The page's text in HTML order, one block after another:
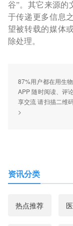
谷”。其它来源的
于传递更多信息
望被转载的媒体
除处理。
87%用户都在用生
APP 随时阅读、评
享交流 请扫描二维
>
资讯分类
热点推荐